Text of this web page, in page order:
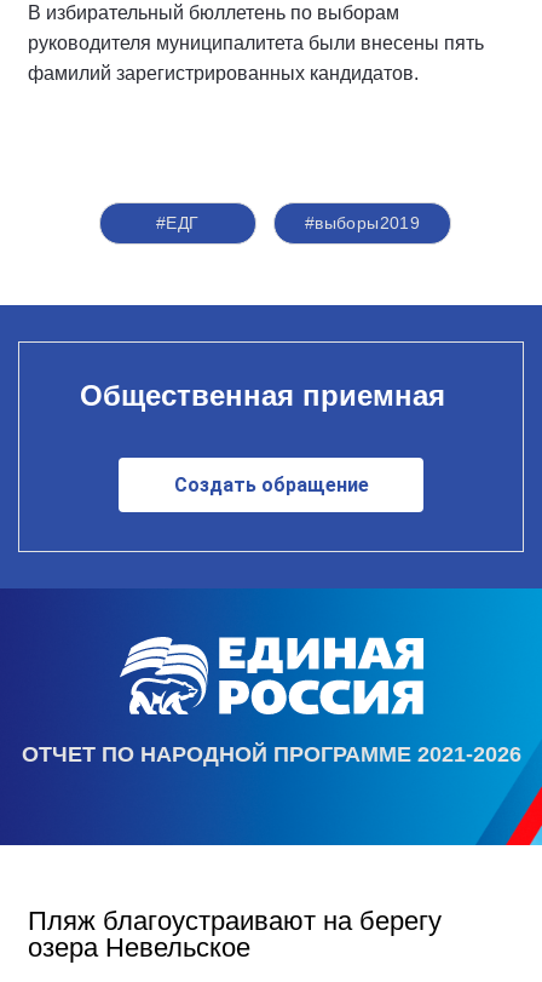
В избирательный бюллетень по выборам
руководителя муниципалитета были внесены пять
фамилий зарегистрированных кандидатов.
#ЕДГ #выборы2019
Общественная приемная
Создать обращение
ОТЧЕТ ПО НАРОДНОЙ ПРОГРАММЕ 2021-2026
Пляж благоустраивают на берегу
озера Невельское